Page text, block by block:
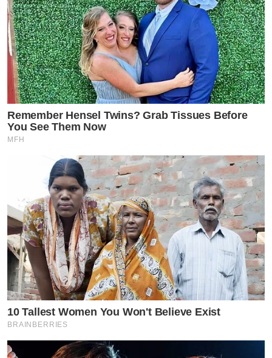
Remember Hensel Twins? Grab Tissues Before
You See Them Now
MFH
10 Tallest Women You Won't Believe Exist
BRAINBERRIES